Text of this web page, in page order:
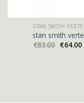
STAN SMITH VERTE
stan smith verte
€83.00 €64.00